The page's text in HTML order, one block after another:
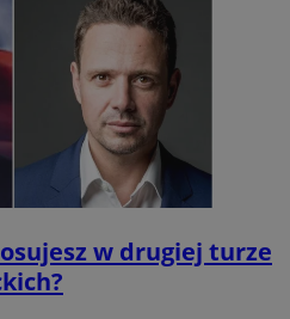
w drugiej turze